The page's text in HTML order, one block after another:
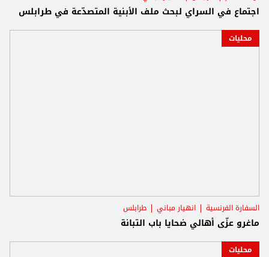
اجتماع في السراي لبحث ملف الأبنية المتصدّعة في طرابلس
محليات
السفارة الفرنسية انهيار مباني طرابلس
ماغرو عزّى أهالي ضحايا باب التبانة
محليات